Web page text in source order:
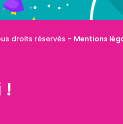
droits réservés – Mentions
!